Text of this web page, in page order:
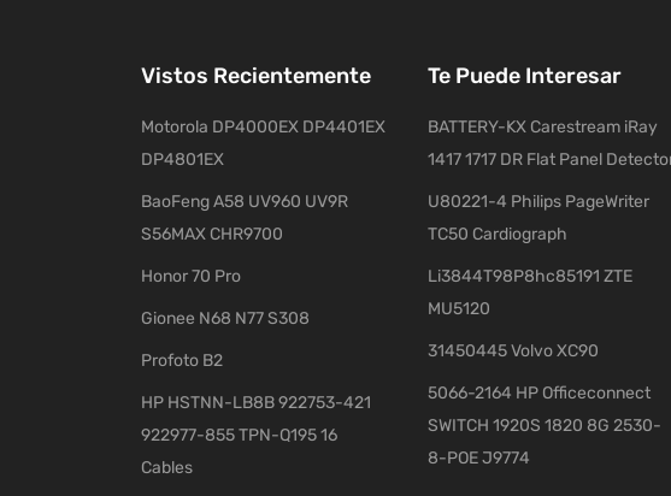
Vistos Recientemente
Motorola DP4000EX DP4401EX
DP4801EX
BaoFeng A58 UV960 UV9R
S56MAX CHR9700
Honor 70 Pro
Gionee N68 N77 S308
Profoto B2
HP HSTNN-LB8B 922753-421
922977-855 TPN-Q195 16
Cables
Te Puede Interesar
BATTERY-KX Carestream iRay
1417 1717 DR Flat Panel
U80221-4 Philips PageWriter
TC50 Cardiograph
Li3844T98P8hc85191 ZTE
MU5120
31450445 Volvo XC90
5066-2164 HP Officeconnect
SWITCH 1920S 1820 8G 2530-
8-POE J9774